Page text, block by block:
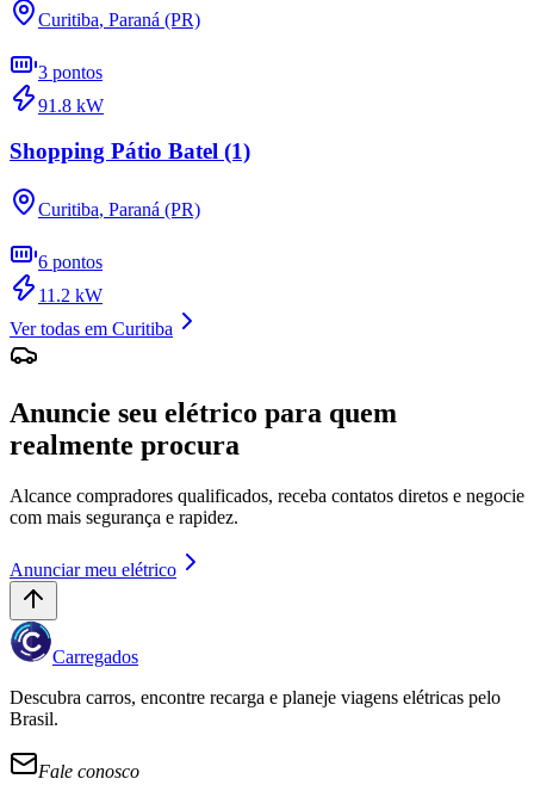
Curitiba, Paraná (PR)
3 pontos
91.8 kW
Shopping Pátio Batel (1)
Curitiba, Paraná (PR)
6 pontos
11.2 kW
Ver todas em Curitiba
Anuncie seu elétrico para quem
realmente procura
Alcance compradores qualificados, receba contatos diretos e negocie
com mais segurança e rapidez.
Anunciar meu elétrico
Carregados
Descubra carros, encontre recarga e planeje viagens elétricas pelo
Brasil.
Fale conosco